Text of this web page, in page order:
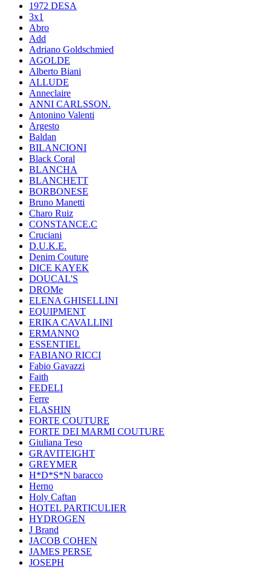
1972 DESA
3x1
Abro
Add
Adriano Goldschmied
AGOLDE
Alberto Biani
ALLUDE
Anneclaire
ANNI CARLSSON.
Antonino Valenti
Argesto
Baldan
BILANCIONI
Black Coral
BLANCHA
BLANCHETT
BORBONESE
Bruno Manetti
Charo Ruiz
CONSTANCE.C
Cruciani
D.U.K.E.
Denim Couture
DICE KAYEK
DOUCAL'S
DROMe
ELENA GHISELLINI
EQUIPMENT
ERIKA CAVALLINI
ERMANNO
ESSENTIEL
FABIANO RICCI
Fabio Gavazzi
Faith
FEDELI
Ferre
FLASHIN
FORTE COUTURE
FORTE DEI MARMI COUTURE
Giuliana Teso
GRAVITEIGHT
GREYMER
H*D*S*N baracco
Herno
Holy Caftan
HOTEL PARTICULIER
HYDROGEN
J Brand
JACOB COHEN
JAMES PERSE
JOSEPH